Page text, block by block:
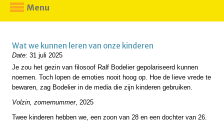
Menu
Wat we kunnen leren van onze kinderen
Date: 31 juli 2025
Je zou het gezin van filosoof Ralf Bodelier gepolariseerd kunnen
noemen. Toch lopen de emoties nooit hoog op. Hoe de lieve vrede te
bewaren, zag Bodelier in de media die zijn kinderen gebruiken.
Volzin, zomernummer, 2025
Twee kinderen hebben we, een zoon van 28 en een dochter van 26.